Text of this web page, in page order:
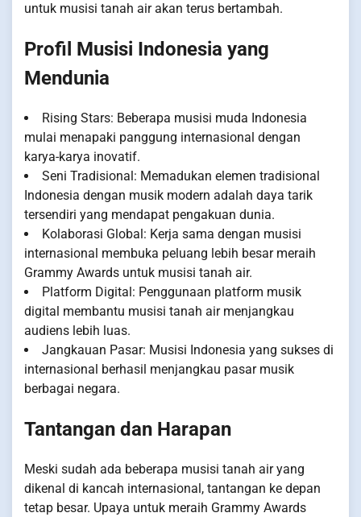
untuk musisi tanah air akan terus bertambah.
Profil Musisi Indonesia yang
Mendunia
Rising Stars: Beberapa musisi muda Indonesia
mulai menapaki panggung internasional dengan
karya-karya inovatif.
Seni Tradisional: Memadukan elemen tradisional
Indonesia dengan musik modern adalah daya tarik
tersendiri yang mendapat pengakuan dunia.
Kolaborasi Global: Kerja sama dengan musisi
internasional membuka peluang lebih besar meraih
Grammy Awards untuk musisi tanah air.
Platform Digital: Penggunaan platform musik
digital membantu musisi tanah air menjangkau
audiens lebih luas.
Jangkauan Pasar: Musisi Indonesia yang sukses di
internasional berhasil menjangkau pasar musik
berbagai negara.
Tantangan dan Harapan
Meski sudah ada beberapa musisi tanah air yang
dikenal di kancah internasional, tantangan ke depan
tetap besar. Upaya untuk meraih Grammy Awards